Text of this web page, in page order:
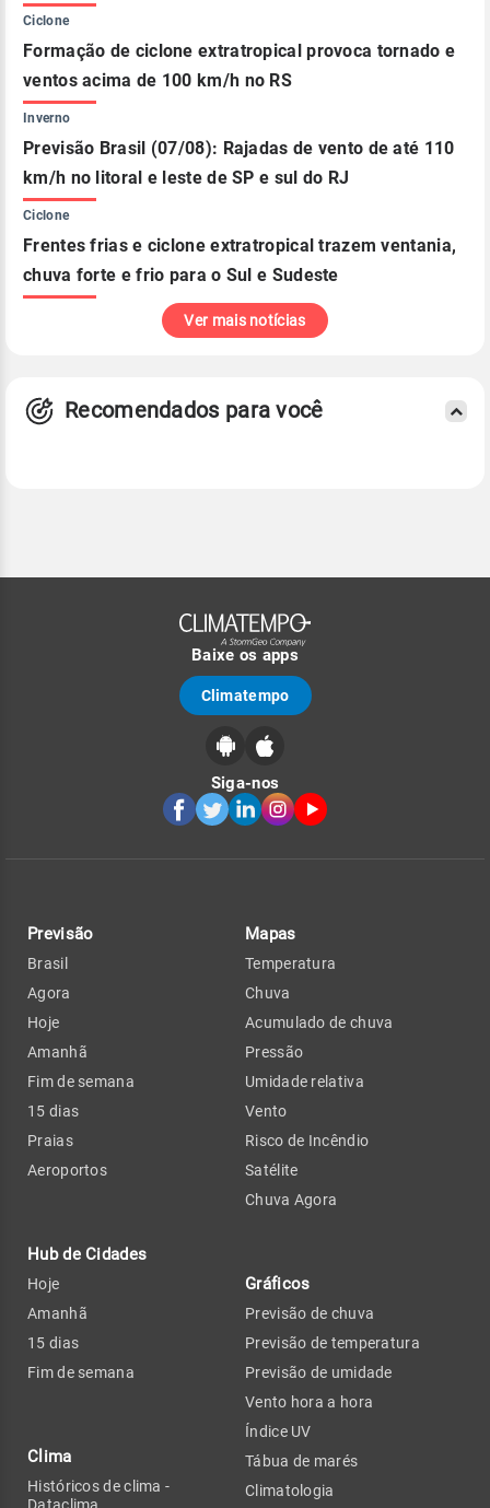
Ciclone
Formação de ciclone extratropical provoca tornado e
ventos acima de 100 km/h no RS
Inverno
Previsão Brasil (07/08): Rajadas de vento de até 110
km/h no litoral e leste de SP e sul do RJ
Ciclone
Frentes frias e ciclone extratropical trazem ventania,
chuva forte e frio para o Sul e Sudeste
Ver mais notícias
Recomendados para você
Baixe os apps
Climatempo
Siga-nos
Previsão
Brasil
Agora
Hoje
Amanhã
Fim de semana
15 dias
Praias
Aeroportos
Hub de Cidades
Hoje
Amanhã
15 dias
Fim de semana
Clima
Históricos de clima -
Mapas
Temperatura
Chuva
Acumulado de chuva
Pressão
Umidade relativa
Vento
Risco de Incêndio
Satélite
Chuva Agora
Gráficos
Previsão de chuva
Previsão de temperatura
Previsão de umidade
Vento hora a hora
Índice UV
Tábua de marés
Climatologia